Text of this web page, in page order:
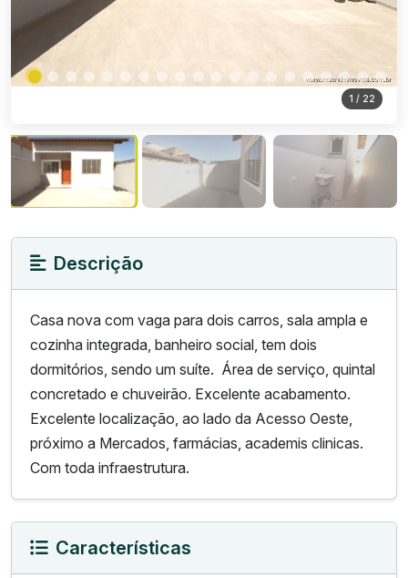
1 / 22
Descrição
Casa nova com vaga para dois carros, sala ampla e
cozinha integrada, banheiro social, tem dois
dormitórios, sendo um suíte. Área de serviço, quintal
concretado e chuveirão. Excelente acabamento.
Excelente localização, ao lado da Acesso Oeste,
próximo a Mercados, farmácias, academis clinicas.
Com toda infraestrutura.
Características